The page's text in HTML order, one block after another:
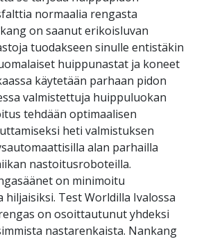
normaalia rengasta
on saanut erikoisluvan
tuodakseen sinulle entistäkin
huippunastat ja koneet
käytetään parhaan pidon
valmistettuja huippuluokan
tehdään optimaalisen
heti valmistuksen
alan parhailla
nastoitusroboteilla.
on minimoitu
hiljaisiksi. Test Worldilla Ivalossa
on osoittautunut yhdeksi
nastarenkaista. Nankang